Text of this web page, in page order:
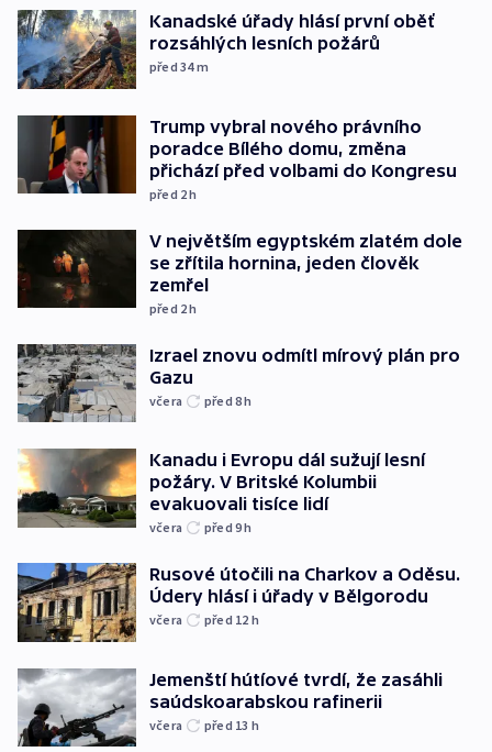
Kanadské úřady hlásí první oběť
rozsáhlých lesních požárů
před 34m
Trump vybral nového právního
poradce Bílého domu, změna
přichází před volbami do Kongresu
před 2h
V největším egyptském zlatém dole
se zřítila hornina, jeden člověk
zemřel
před 2h
Izrael znovu odmítl mírový plán pro
Gazu
včera před 8h
Kanadu i Evropu dál sužují lesní
požáry. V Britské Kolumbii
evakuovali tisíce lidí
včera před 9h
Rusové útočili na Charkov a Oděsu.
Údery hlásí i úřady v Bělgorodu
včera před 12 h
Jemenští hútíové tvrdí, že zasáhli
saúdskoarabskou rafinerii
včera před 13 h